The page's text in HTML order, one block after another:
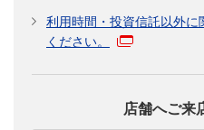
利用時間・投資信託以外
ください。
店舗へご来